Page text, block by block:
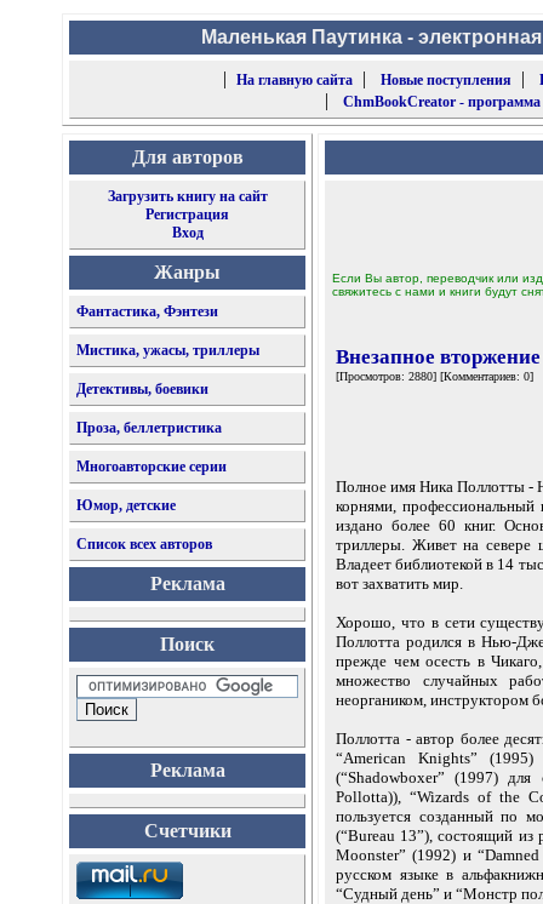
Маленькая Паутинка -
|
На главную сайта| Новые поступления |
| ChmBookCreator -
Для авторов
Загрузить книгу на сайт
Регистрация
Вход
Жанры
Фантастика, Фэнтези
Мистика, ужасы, триллеры
Детективы, боевики
Проза, беллетристика
Многоавторские серии
Юмор, детские
Список всех авторов
Реклама
Поиск
Реклама
Счетчики
Если Вы автор, переводчик или
свяжитесь с нами и книги будут
Внезапное вторжение
[Просмотров: 2880] [Комментариев: 0]
Полное имя Ника Поллотты -
корнями, профессиональный
издано более 60 книг.
триллеры. Живет на севере
Владеет библиотекой в 14
вот захватить мир.
Хорошо, что в сети
Поллотта родился в Нью-
прежде чем осесть в
множество случайных
неоргаником, инструктором
Поллотта - автор более
“American Knights”
(“Shadowboxer” (1997)
Pollotta)), “Wizards of the
пользуется созданный по
(“Bureau 13”), состоящий из
Moonster” (1992) и
русском языке в
“Судный день” и “Монстр